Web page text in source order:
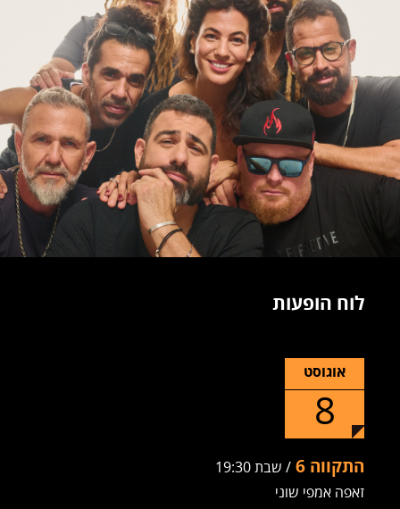
לוח הופעות
אוגוסט
8
התקווה 6
/ שבת 19:30
זאפה אמפי שוני